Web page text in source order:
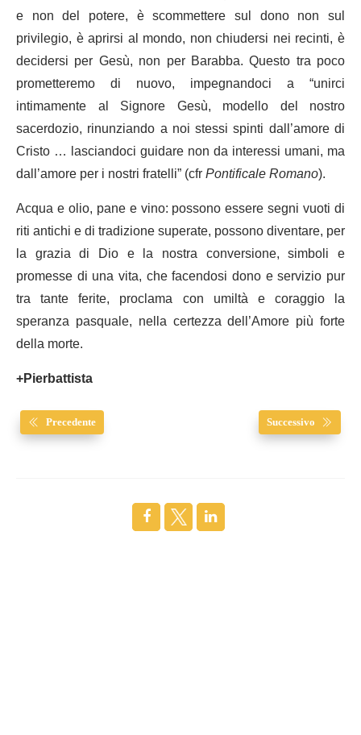
e non del potere, è scommettere sul dono non sul
privilegio, è aprirsi al mondo, non chiudersi nei recinti, è
decidersi per Gesù, non per Barabba. Questo tra poco
prometteremo di nuovo, impegnandoci a “unirci
intimamente al Signore Gesù, modello del nostro
sacerdozio, rinunziando a noi stessi spinti dall’amore di
Cristo … lasciandoci guidare non da interessi umani, ma
dall’amore per i nostri fratelli” (cfrPontificale Romano).
Acqua e olio, pane e vino: possono essere segni vuoti di
riti antichi e di tradizione superate, possono diventare, per
la grazia di Dio e la nostra conversione, simboli e
promesse di una vita, che facendosi dono e servizio pur
tra tante ferite, proclama con umiltà e coraggio la
speranza pasquale, nella certezza dell’Amore più forte
della morte.
+Pierbattista
Precedente Successivo